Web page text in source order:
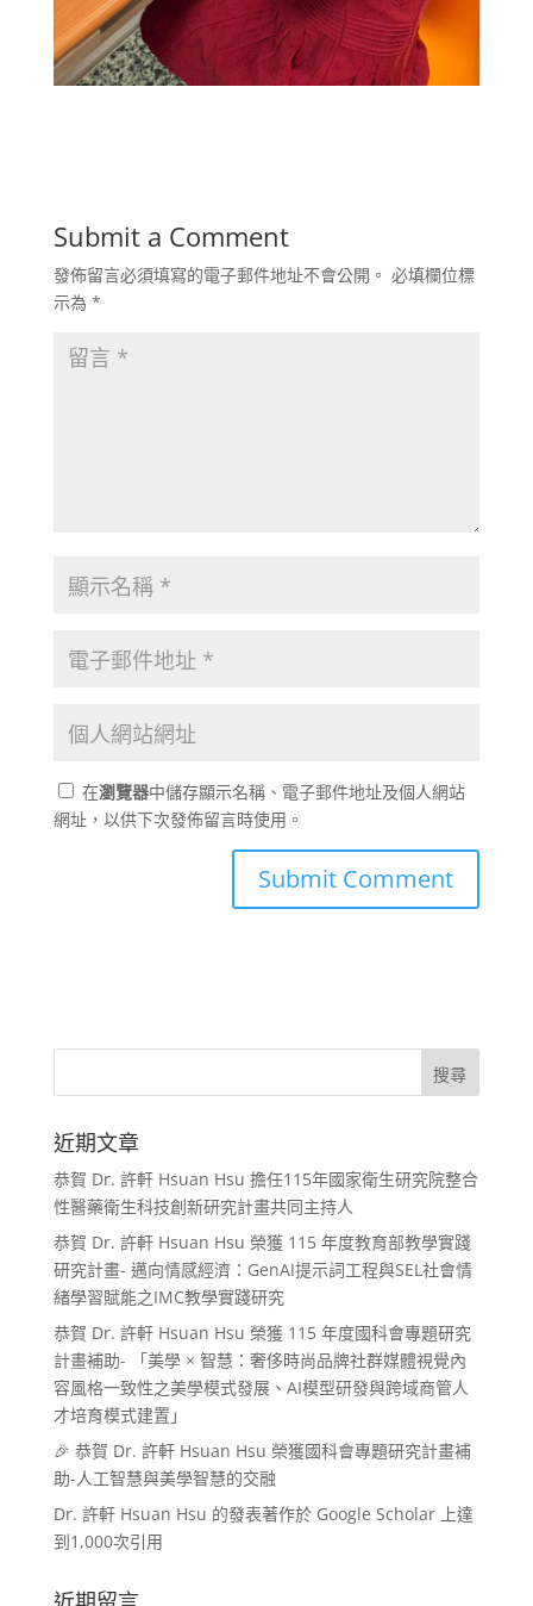
Submit a Comment
發佈留言必須填寫的電子郵件地址不會公開。 必填欄位標
示為 *
在瀏覽器中儲存顯示名稱、電子郵件地址及個人網站
網址，以供下次發佈留言時使用。
近期文章
恭賀 Dr. 許軒 Hsuan Hsu 擔任115年國家衛生研究院整合
性醫藥衛生科技創新研究計畫共同主持人
恭賀 Dr. 許軒 Hsuan Hsu 榮獲 115 年度教育部教學實踐
研究計畫- 邁向情感經濟：GenAI提示詞工程與SEL社會情
緒學習賦能之IMC教學實踐研究
恭賀 Dr. 許軒 Hsuan Hsu 榮獲 115 年度國科會專題研究
計畫補助- 「美學 × 智慧：奢侈時尚品牌社群媒體視覺內
容風格一致性之美學模式發展、AI模型研發與跨域商管人
才培育模式建置」
🎉 恭賀 Dr. 許軒 Hsuan Hsu 榮獲國科會專題研究計畫補
助-人工智慧與美學智慧的交融
Dr. 許軒 Hsuan Hsu 的發表著作於 Google Scholar 上達
到1,000次引用